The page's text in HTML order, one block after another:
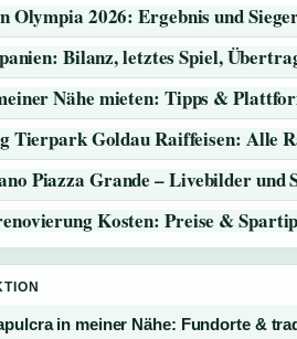
Olympia 2026: Ergebnis und
Bilanz, letztes Spiel,
Nähe mieten: Tipps &
Tierpark Goldau Raiffeisen: Alle
Piazza Grande – Livebilder und
Kosten: Preise &
in meiner Nähe: Fundorte &